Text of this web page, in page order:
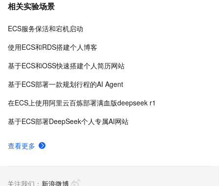
相关实验场景
ECS服务保活和宕机启动
使用ECS和RDS搭建个人博客
基于ECS和OSS快速搭建个人简历网站
基于ECS部署一款规划行程的AI Agent
在ECS上使用阿里云百炼部署满血版deepseek r1
基于ECS部署DeepSeek个人专属AI网站
查看更多
关注我们： 新浪微博